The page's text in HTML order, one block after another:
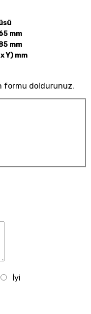
mm
mm
Y) mm
formu doldurunuz.
İyi